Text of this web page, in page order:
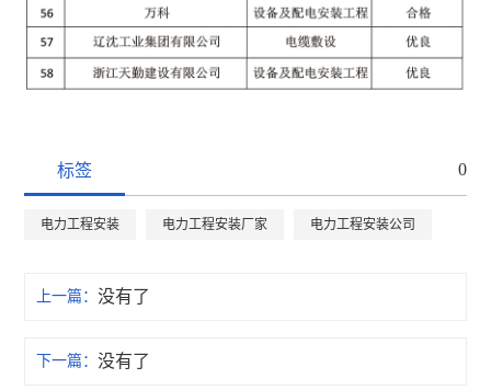
标签 0
电力工程安装 电力工程安装厂家 电力工程安装公司
上一篇：没有了
下一篇：没有了